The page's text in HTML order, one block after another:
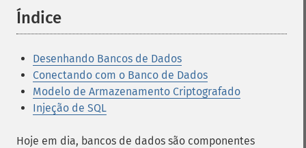
Índice
Desenhando Bancos de Dados
Conectando com o Banco de Dados
Modelo de Armazenamento Criptografado
Injeção de SQL
Hoje em dia, bancos de dados são componentes